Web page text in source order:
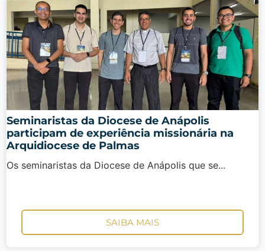
Seminaristas da Diocese de Anápolis
participam de experiência missionária na
Arquidiocese de Palmas
Os seminaristas da Diocese de Anápolis que se...
SAIBA MAIS